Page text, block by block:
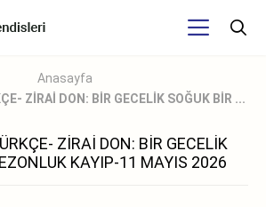
Anasayfa
ZİRAİ DON: BİR GECELİK SOĞUK BİR ...
ZİRAİ DON: BİR GECELİK
KAYIP-11 MAYIS 2026